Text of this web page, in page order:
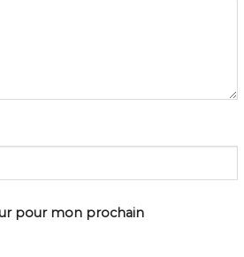
pour mon prochain